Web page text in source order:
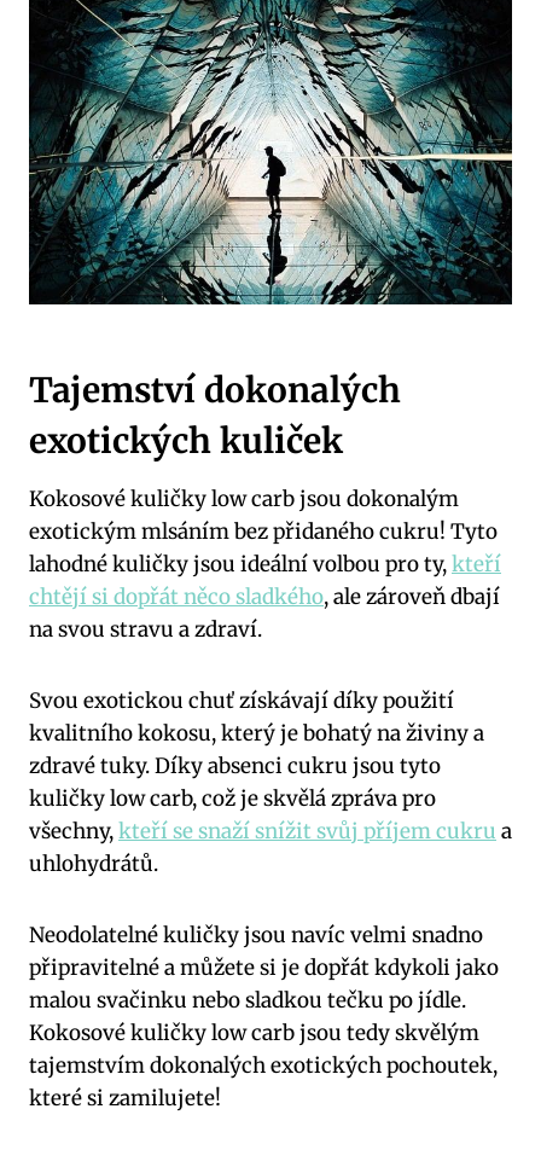
Tajemství dokonalých
exotických kuliček
Kokosové kuličky low carb jsou dokonalým
exotickým mlsáním bez přidaného cukru! Tyto
lahodné kuličky jsou ideální volbou pro ty,kteří
chtějí si dopřát něco sladkého, ale zároveň dbají
na svou stravu a zdraví.
Svou exotickou chuť získávají díky použití
kvalitního kokosu, který je bohatý na živiny a
zdravé tuky. Díky absenci cukru jsou tyto
kuličky low carb, což je skvělá zpráva pro
všechny,kteří se snaží snížit svůj příjem cukru a
uhlohydrátů.
Neodolatelné kuličky jsou navíc velmi snadno
připravitelné a můžete si je dopřát kdykoli jako
malou svačinku nebo sladkou tečku po jídle.
Kokosové kuličky low carb jsou tedy skvělým
tajemstvím dokonalých exotických pochoutek,
které si zamilujete!